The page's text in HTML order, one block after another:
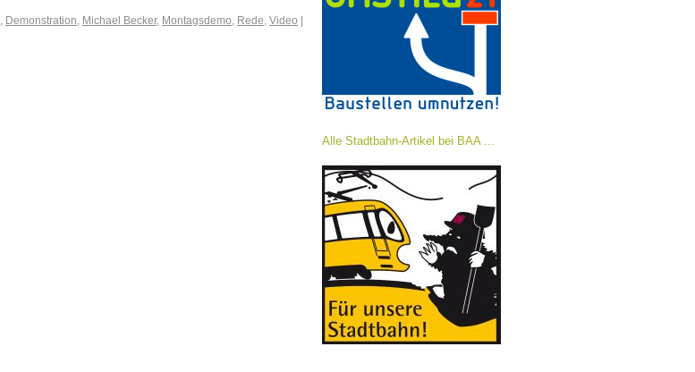
Demonstration Michael Becker, Montagsdemo Rede Video |
Alle Stadtbahn-Artikel bei BAA ...